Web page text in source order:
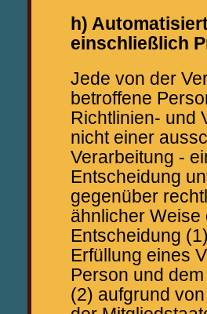
h)
einschließlich
Jede von der
betroffene
Richtlinien- und
nicht einer
Verarbeitung -
Entscheidung
gegenüber
ähnlicher Weise
Entscheidung
Erfüllung eines
Person und
(2) aufgrund